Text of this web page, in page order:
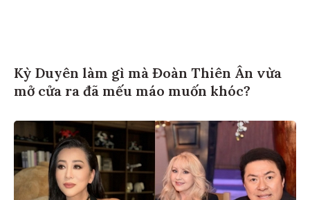
Kỳ Duyên làm gì mà Đoàn Thiên Ân vừa
mở cửa ra đã mếu máo muốn khóc?